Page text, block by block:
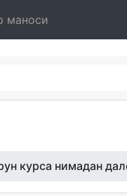
маноси
курса нимадан